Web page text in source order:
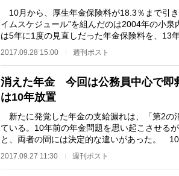
10月から、厚生年金保険料が18.3％まで引
イムスケジュール”を組んだのは2004年の小泉
は5年に1度の見直しだった年金保険料を、13
いう過去に例のな…
2017.09.28 15:00 週刊ポスト
消えた年金 今回は公務員中心で即
は10年放置
新たに発覚した年金の支給漏れは、「第2の
ている。10年前の年金問題を思い起こさせる
と、両者の間には決定的な違いがあった。 10
もの年金未払いがあ…
2017.09.27 11:30 週刊ポスト